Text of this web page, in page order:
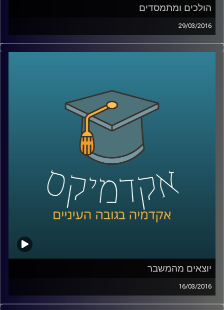
הולכים ומתמסדים
29/03/2016
ראש החוג למדיניות ציבורית באוניברסיטת תל
בה, ובעצם על חיי היומיום של כולנו: בריאות,
חינוך, פנסיה, דיור, אבטלה. שני תחומי ענק
מעניינים המושפעים משינויים במבנה המוסדי
הם מעמד הביניים ואנרגיות מתחדשות
AudioVersity
יוצאים מהמשבר
16/03/2016
ניהול קונפליקטים הוא עניין שברירי. זה נכון לכל